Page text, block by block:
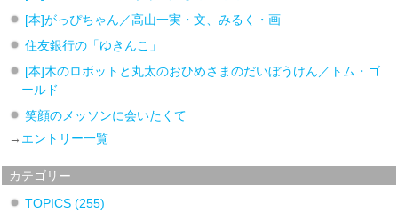
[本]がっぴちゃん／高山一実・文、みるく・画
住友銀行の「ゆきんこ」
[本]木のロボットと丸太のおひめさまのだいぼうけん／トム・ゴ
ールド
笑顔のメッソンに会いたくて
→ エントリー一覧
カテゴリー
TOPICS (255)